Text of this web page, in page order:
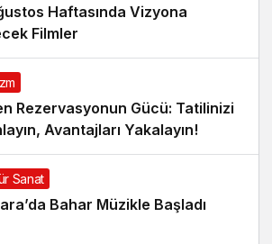
Haftasında Vizyona
Filmler
Rezervasyonun Gücü: Tatilinizi
Avantajları Yakalayın!
Sanat
Bahar Müzikle Başladı